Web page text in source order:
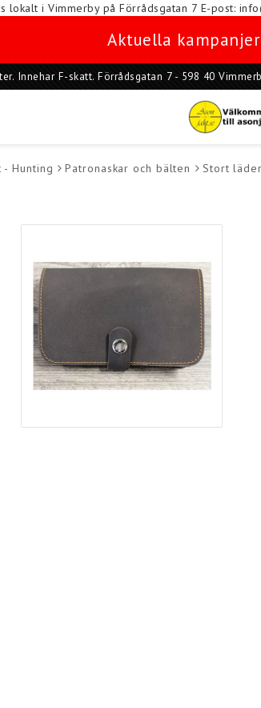
lokalt i Vimmerby på Förrådsgatan 7 E-post:
Aktuella kampanjer
Innehar F-skatt. Förrådsgatan 7 - 598 40
- Hunting Patronaskar och bälten Stort